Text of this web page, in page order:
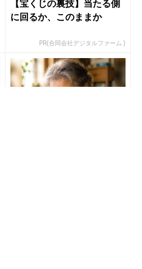
【宝くじの裏技】当たる側
に回るか、このままか
PR(合同会社デジタルファーム )